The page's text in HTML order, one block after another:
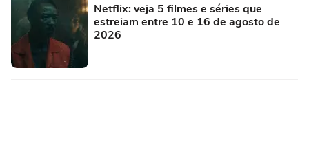
Netflix: veja 5 filmes e séries que
estreiam entre 10 e 16 de agosto de
2026